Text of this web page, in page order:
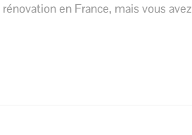
en France, mais vous avez